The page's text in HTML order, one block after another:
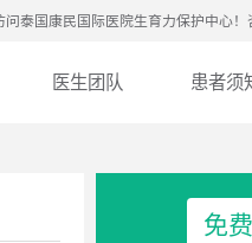
问泰国康民国际医院生育力保护中心
医生团队 患者须
免